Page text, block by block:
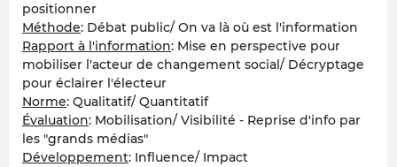
positionner
Méthode: Débat public/ On va là où est l'information
Rapport à l'information: Mise en perspective pour
mobiliser l'acteur de changement social/ Décryptage
pour éclairer l'électeur
Norme: Qualitatif/ Quantitatif
Évaluation: Mobilisation/ Visibilité - Reprise d'info par
les "grands médias"
Développement: Influence/ Impact